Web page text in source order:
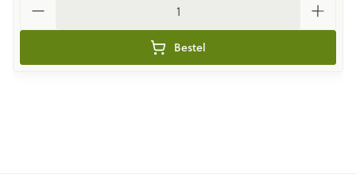
Bestel